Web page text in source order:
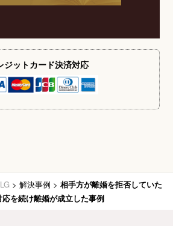
ジットカード決済対応
> 解決事例 > 相手方が離婚を拒否していた
を続け離婚が成立した事例